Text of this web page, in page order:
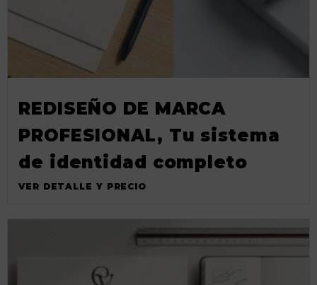
REDISEÑO DE MARCA
PROFESIONAL, Tu sistema
de identidad completo
VER DETALLE Y PRECIO